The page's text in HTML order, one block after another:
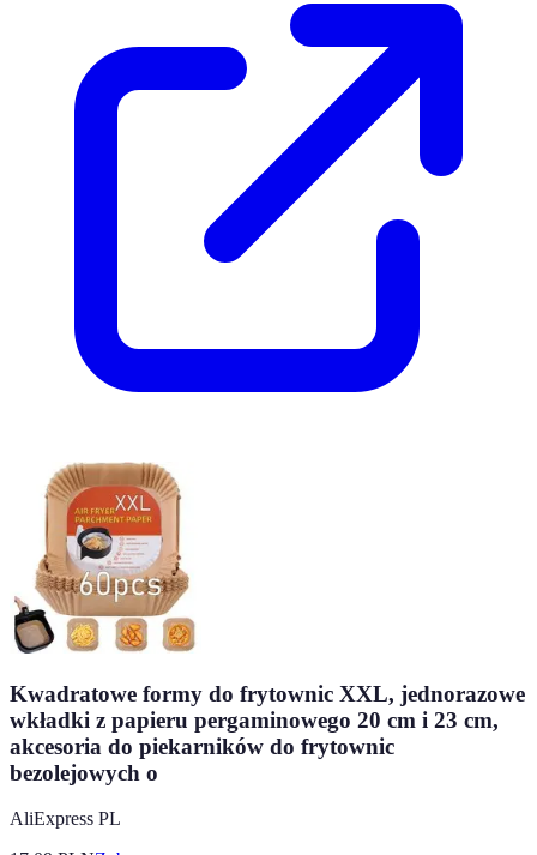
Kwadratowe formy do frytownic XXL, jednorazowe
wkładki z papieru pergaminowego 20 cm i 23 cm,
akcesoria do piekarników do frytownic
bezolejowych o
AliExpress PL